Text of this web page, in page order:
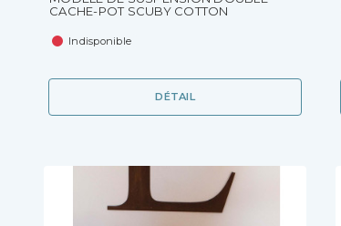
CACHE-POT SCUBY COTTON
Indisponible
DÉTAIL